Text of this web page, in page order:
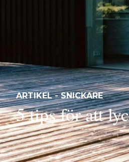
ARTIKEL - SNICKARE
5 tips för att